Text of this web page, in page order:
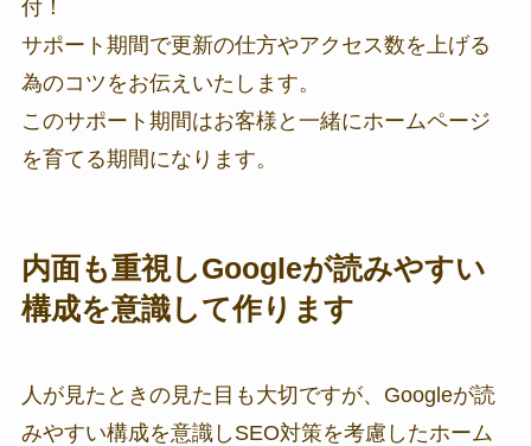
付！
サポート期間で更新の仕方やアクセス数を上げる
為のコツをお伝えいたします。
このサポート期間はお客様と一緒にホームページ
を育てる期間になります。
内面も重視しGoogleが読みやすい
構成を意識して作ります
人が見たときの見た目も大切ですが、Googleが読
みやすい構成を意識しSEO対策を考慮したホーム